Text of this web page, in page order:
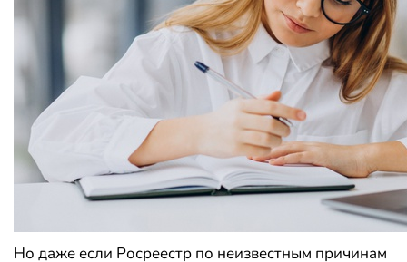
Но даже если Росреестр по неизвестным причинам